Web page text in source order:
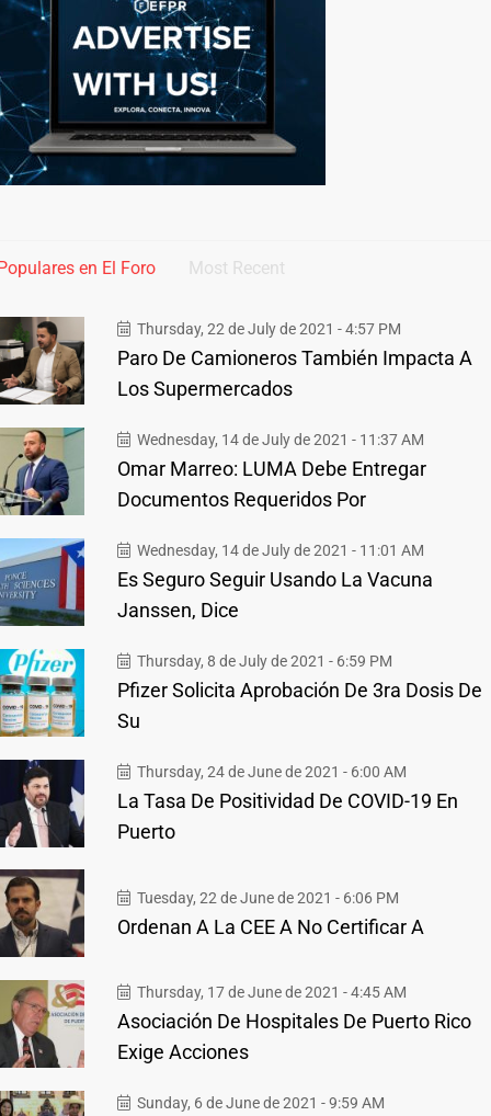
en El Foro Most Recent
Thursday, 22 de July de 2021 - 4:57 PM
Paro De Camioneros También Impacta A
Los Supermercados
Wednesday, 14 de July de 2021 - 11:37 AM
Omar Marreo: LUMA Debe Entregar
Documentos Requeridos Por
Wednesday, 14 de July de 2021 - 11:01 AM
Es Seguro Seguir Usando La Vacuna
Janssen, Dice
Thursday, 8 de July de 2021 - 6:59 PM
Pfizer Solicita Aprobación De 3ra Dosis De
Su
Thursday, 24 de June de 2021 - 6:00 AM
La Tasa De Positividad De COVID-19 En
Puerto
Tuesday, 22 de June de 2021 - 6:06 PM
Ordenan A La CEE A No Certificar A
Thursday, 17 de June de 2021 - 4:45 AM
Asociación De Hospitales De Puerto Rico
Exige Acciones
Sunday, 6 de June de 2021 - 9:59 AM